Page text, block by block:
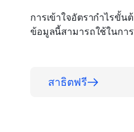
การเข้าใจอัตรากำไรขั้
ข้อมูลนี้สามารถใช้ในกา
สาธิตฟรี